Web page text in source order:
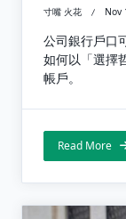
寸嘴 火花 Nov
公司銀行戶口
如何以「選擇
帳戶。
Read More